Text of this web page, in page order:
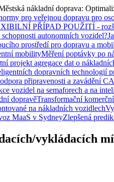
nákladní doprava:
pro veřejnou dopravu pro
PŘÍPAD POUŽITÍ -
schopnosti autonomních vozidel?
prostředí pro dopravu a
mobilityMěření poptávky po
projekt agregace dat o
dopravních technologií
připravenosti a zavádění
vozidel na semaforech a na
dopravěTransformační
na nákladních vozidlech
MaaS v SydneyZlepšená
vykládacích